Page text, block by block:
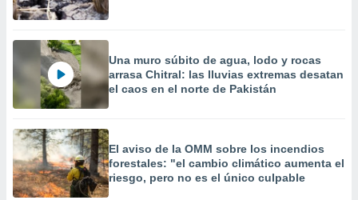
Una muro súbito de agua, lodo y rocas
arrasa Chitral: las lluvias extremas desatan
el caos en el norte de Pakistán
El aviso de la OMM sobre los incendios
forestales: "el cambio climático aumenta el
riesgo, pero no es el único culpable